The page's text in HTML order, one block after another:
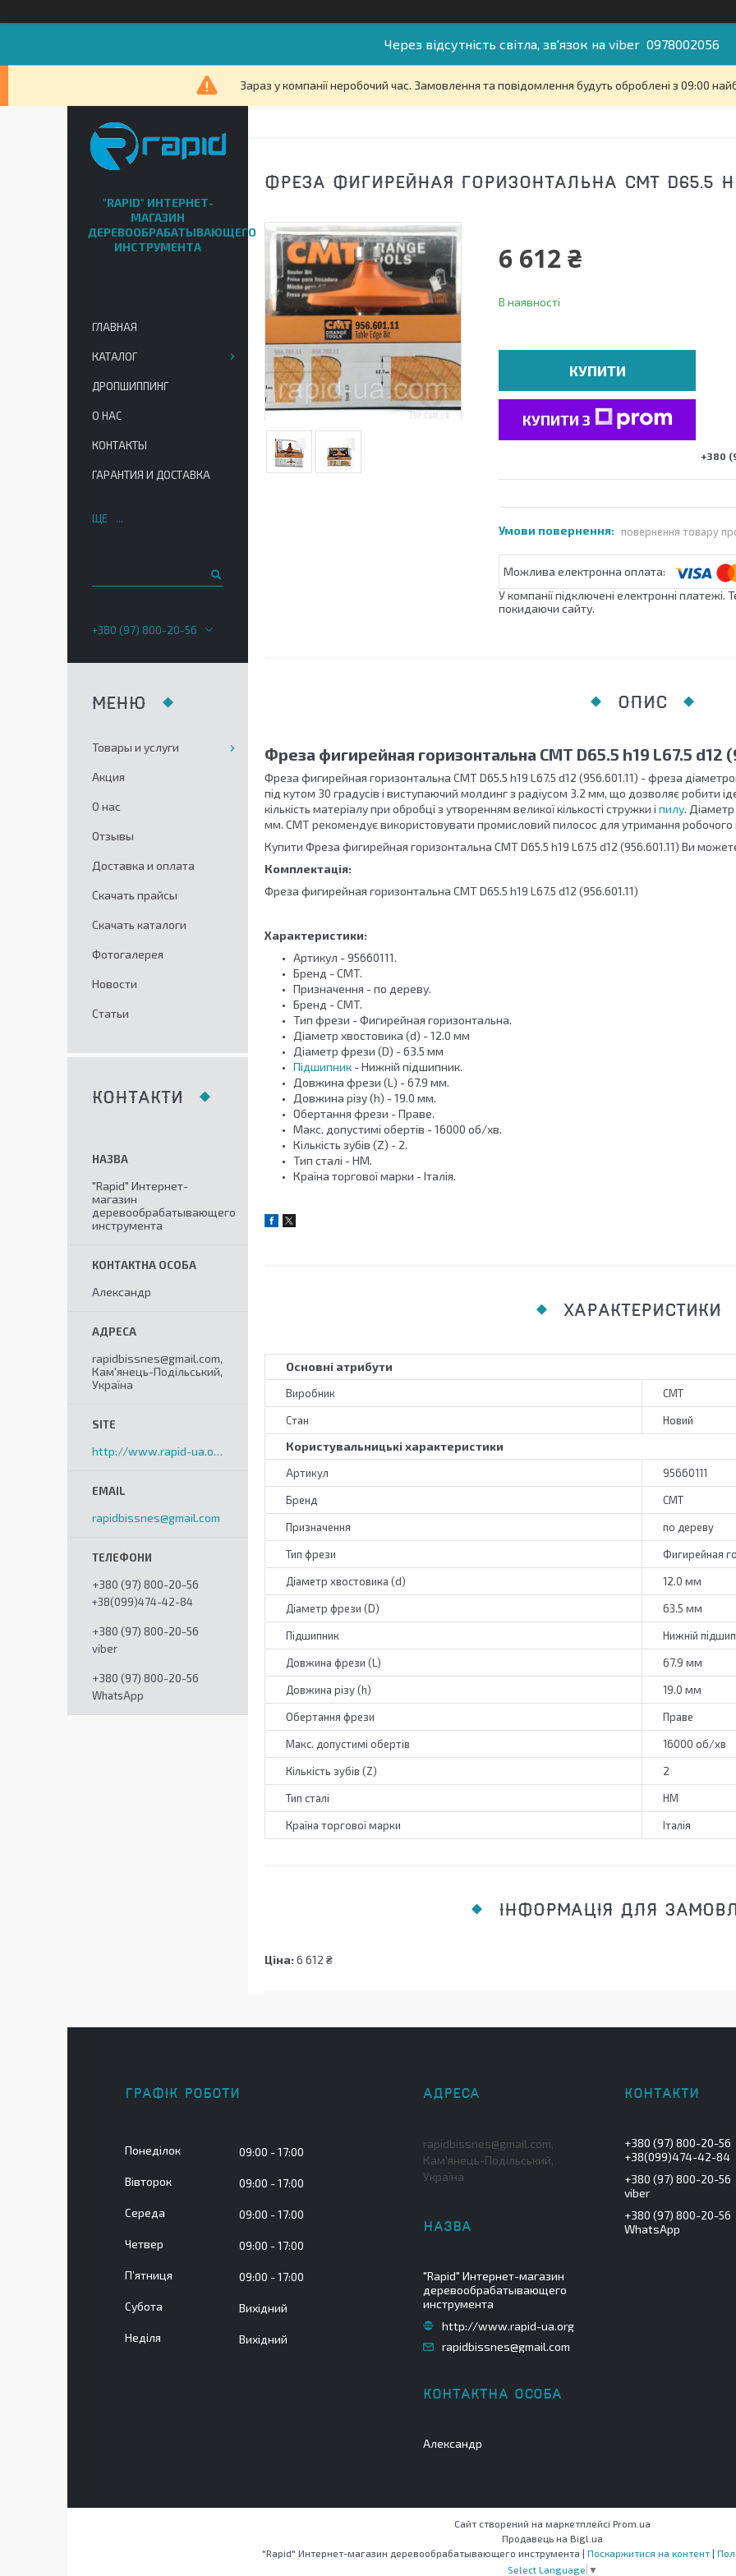
Через відсутність світла, зв'язок на viber 0978002056
Зараз у компанії неробочий час. Замовлення та повідомлення будуть оброблені з 09:00
ФРЕЗА ФИГИРЕЙНАЯ ГОРИЗОНТАЛЬНА СМТ D65.5
6 612 ₴
В наявності
КУПИТИ
КУПИТИ З
+380
повернення товару
У компанії підключені електронні
покидаючи сайту.
ОПИС
Фреза фигирейная горизонтальна СМТ D65.5 h19 L67.5 d12
Фреза фигирейная горизонтальна СМТ D65.5 h19 L67.5 d12 (956.601.11) - фреза
під кутом 30 градусів і виступаючий молдинг з радіусом 3.2 мм, що дозволяє робити
кількість матеріалу при обробці з утворенням великої кількості стружки і пилу.
мм. CMT рекомендує використовувати промисловий пилосос для утримання
Купити Фреза фигирейная горизонтальна СМТ D65.5 h19 L67.5 d12 (956.601.11) Ви
Комплектація:
Фреза фигирейная горизонтальна СМТ D65.5 h19 L67.5 d12 (956.601.11)
Характеристики:
Артикул - 95660111.
Бренд - CMT.
Призначення - по дереву.
Бренд - CMT.
Тип фрези - Фигирейная горизонтальна.
Діаметр хвостовика (d) - 12.0 мм
Діаметр фрези (D) - 63.5 мм
Підшипник - Нижній підшипник.
Довжина фрези (L) - 67.9 мм.
Довжина різу (h) - 19.0 мм.
Обертання фрези - Праве.
Макс. допустимі обертів - 16000 об/хв.
Кількість зубів (Z) - 2.
Тип сталі - HM.
Країна торгової марки - Італія.
ХАРАКТЕРИСТИКИ
Основні атрибути
Виробник CMT
Стан Новий
Користувальницькі характеристики
Артикул 95660111
Бренд CMT
Призначення по дереву
Тип фрези Фигирейная
Діаметр хвостовика (d) 12.0 мм
Діаметр фрези (D) 63.5 мм
Підшипник Нижній
Довжина фрези (L) 67.9 мм
Довжина різу (h) 19.0 мм
Обертання фрези Праве
Макс. допустимі обертів 16000 об/хв
Кількість зубів (Z) 2
Тип сталі HM
Країна торгової марки Італія
ІНФОРМАЦІЯ ДЛЯ
Ціна: 6 612 ₴
"RAPID" ИНТЕРНЕТ-
МАГАЗИН
ДЕРЕВООБРАБАТЫВАЮЩЕГО
ИНСТРУМЕНТА
ГЛАВНАЯ
КАТАЛОГ
ДРОПШИППИНГ
О НАС
КОНТАКТЫ
ГАРАНТИЯ И ДОСТАВКА
ЩЕ
+380 (97) 800-20-56
Товары и услуги
Акция
О нас
Отзывы
Доставка и оплата
Скачать прайсы
Скачать каталоги
Фотогалерея
Новости
Статьи
КОНТАКТИ
"Rapid" Интернет-
магазин
деревообрабатывающего
инструмента
Александр
rapidbissnes@gmail.com,
Кам'янець-Подільський,
Україна
http://www.rapid-ua.org
rapidbissnes@gmail.com
+380 (97) 800-20-56
+38(099)474-42-84
+380 (97) 800-20-56
viber
+380 (97) 800-20-56
WhatsApp
ГРАФІК РОБОТИ
Понеділок 09:00 17:00
Вівторок 09:00 17:00
Середа 09:00 17:00
Четвер 09:00 17:00
Пʼятниця 09:00 17:00
Субота Вихідний
Неділя Вихідний
rapidbissnes@gmail.com,
Кам'янець-Подільський,
Україна
"Rapid" Интернет-магазин
деревообрабатывающего
инструмента
http://www.rapid-ua.org
rapidbissnes@gmail.com
Александр
+380 (97) 800-20-56
+38(099)474-42-84
+380 (97) 800-20-56
viber
+380 (97) 800-20-56
WhatsApp
Сайт створений на маркетплейсі Prom.ua
Продавець на Bigl.ua
"Rapid" Интернет-магазин деревообрабатывающего инструмента | Поскаржитися на контент |
Select Language ▼